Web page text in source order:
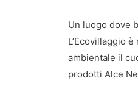
Un luogo dove
L’Ecovillaggio
ambientale il
prodotti Alce